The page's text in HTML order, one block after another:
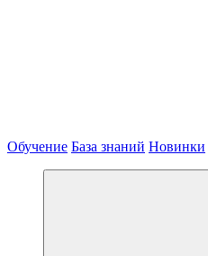
Обучение База знаний Новинки